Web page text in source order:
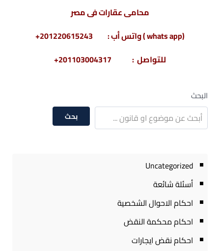
محامى عقارات فى مصر
(whats app ) واتس أب : 201220615243+
للتواصل : 201103004317+
البحث
بحث
Uncategorized
أسئلة شائعة
احكام الاحوال الشخصية
احكام محكمة النقض
احكام نقض ايجارات